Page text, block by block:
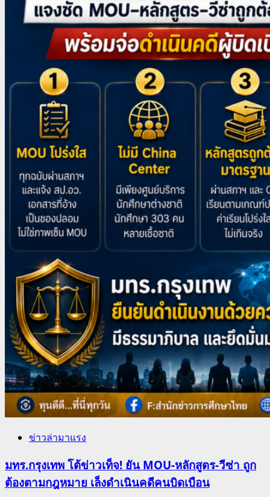
ข่าวล่ามาแรง
มทร.กรุงเทพ โต้ข่าวเท็จ! ยัน MOU-หลักสูตร-วีซ่า ถูก
ต้องตามกฎหมาย เล็งดำเนินคดีคนบิดเบือน